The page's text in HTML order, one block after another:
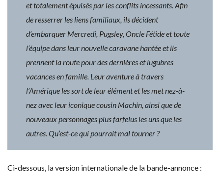
et totalement épuisés par les conflits incessants. Afin
de resserrer les liens familiaux, ils décident
d’embarquer Mercredi, Pugsley, Oncle Fétide et toute
l’équipe dans leur nouvelle caravane hantée et ils
prennent la route pour des dernières et lugubres
vacances en famille. Leur aventure à travers
l’Amérique les sort de leur élément et les met nez-à-
nez avec leur iconique cousin Machin, ainsi que de
nouveaux personnages plus farfelus les uns que les
autres. Qu’est-ce qui pourrait mal tourner ?
Ci-dessous, la version internationale de la bande-annonce :